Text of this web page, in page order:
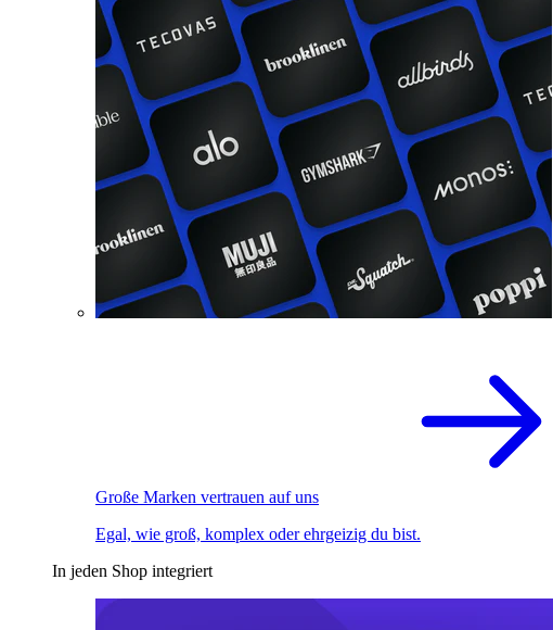
Große Marken vertrauen auf uns
Egal, wie groß, komplex oder ehrgeizig du bist.
In jeden Shop integriert